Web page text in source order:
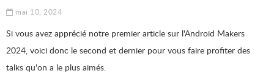
mai 10, 2024
Si vous avez apprécié notre premier article sur l'Android Makers
2024, voici donc le second et dernier pour vous faire profiter des
talks qu'on a le plus aimés.